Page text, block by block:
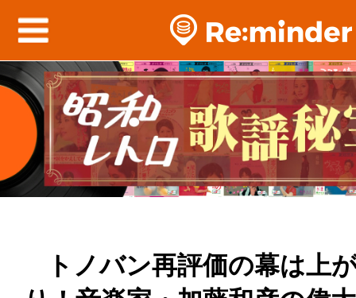
トノバン再評価の幕は上